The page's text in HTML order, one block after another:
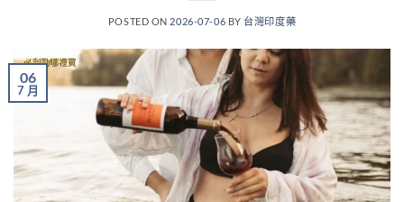
POSTED ON 2026-07-06 BY 台灣印度藥
06
7 月